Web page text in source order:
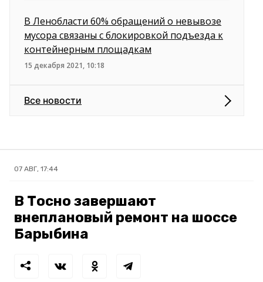
В Ленобласти 60% обращений о невывозе
мусора связаны с блокировкой подъезда к
контейнерным площадкам
15 декабря 2021, 10:18
Все новости
07 АВГ, 17:44
В Тосно завершают
внеплановый ремонт на шоссе
Барыбина